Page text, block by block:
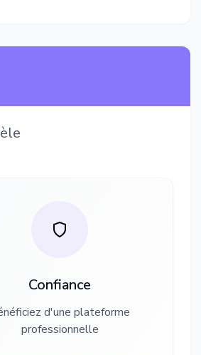
Confiance
d'une plateforme
professionnelle